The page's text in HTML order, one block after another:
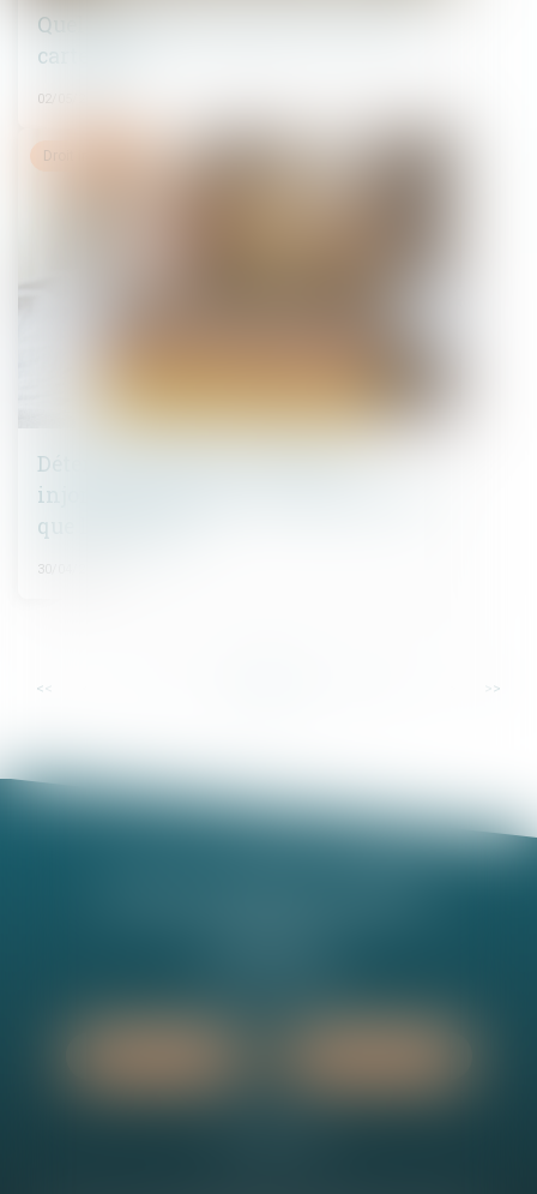
Quelles sont les obligations liées à la
carte BTP ?
02/05/2025
Détermination de la créance et
injonction de payer : le contrat et rien
que le contrat !
30/04/2025
Droit immobilier
<< >>